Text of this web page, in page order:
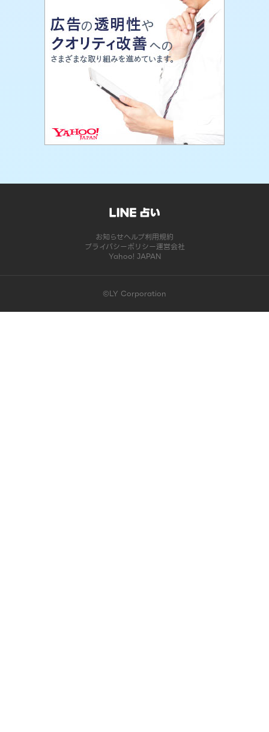
お知らせヘルプ利用規約
プライバシーポリシー運営会社
Yahoo! JAPAN
©LY Corporation
このコンテンツは掲載が終了しました | LINE占い